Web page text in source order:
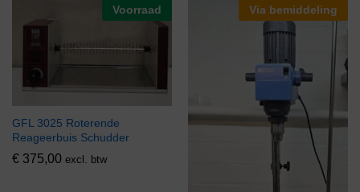
Voorraad
GFL 3025 Roterende
Reageerbuis Schudder
€ 375,00 excl. btw
Via bemiddeling